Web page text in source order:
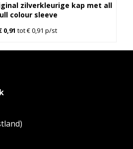
zilverkleurige kap met all
colour sleeve
0,91 tot € 0,91 p/st